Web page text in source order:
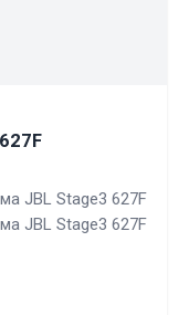
JBL Stage3 627F
JBL Stage3 627F